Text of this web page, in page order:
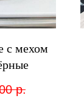
с мехом
р.